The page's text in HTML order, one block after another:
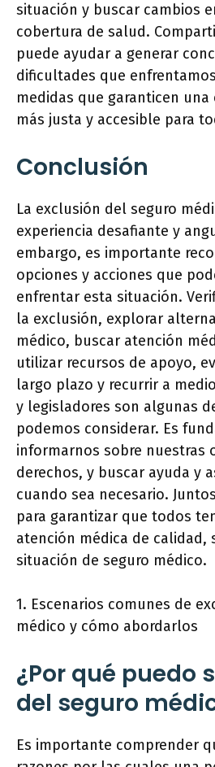
situación y buscar cambios
cobertura de salud.
puede ayudar a generar
dificultades que
medidas que garanticen
más justa y accesible para
Conclusión
La exclusión del seguro
experiencia desafiante y
embargo, es importante
opciones y acciones que
enfrentar esta situación.
la exclusión, explorar
médico, buscar atención
utilizar recursos de apoyo,
largo plazo y recurrir a
y legisladores son algunas
podemos considerar. Es
informarnos sobre nuestras
derechos, y buscar ayuda y
cuando sea necesario.
para garantizar que todos
atención médica de calidad,
situación de seguro médico.
1. Escenarios comunes de
médico y cómo abordarlos
¿Por qué puedo
del seguro
Es importante comprender